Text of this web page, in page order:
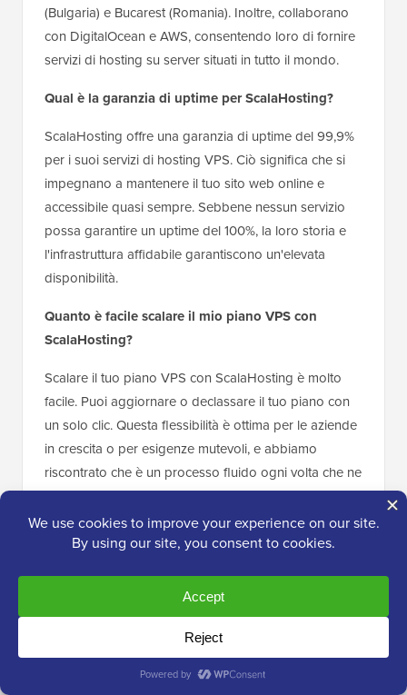
(Bulgaria) e Bucarest (Romania). Inoltre, collaborano
con DigitalOcean e AWS, consentendo loro di fornire
servizi di hosting su server situati in tutto il mondo.
Qual è la garanzia di uptime per ScalaHosting?
ScalaHosting offre una garanzia di uptime del 99,9%
per i suoi servizi di hosting VPS. Ciò significa che si
impegnano a mantenere il tuo sito web online e
accessibile quasi sempre. Sebbene nessun servizio
possa garantire un uptime del 100%, la loro storia e
l'infrastruttura affidabile garantiscono un'elevata
disponibilità.
Quanto è facile scalare il mio piano VPS con
ScalaHosting?
Scalare il tuo piano VPS con ScalaHosting è molto
facile. Puoi aggiornare o declassare il tuo piano con
un solo clic. Questa flessibilità è ottima per le aziende
in crescita o per esigenze mutevoli, e abbiamo
riscontrato che è un processo fluido ogni volta che ne
abbiamo avuto bisogno.
Pronto a mettere online la tua attività? Dai un'occhiata
ottieni uno sconto utilizzando il nostrocoupon
ScalaHosting